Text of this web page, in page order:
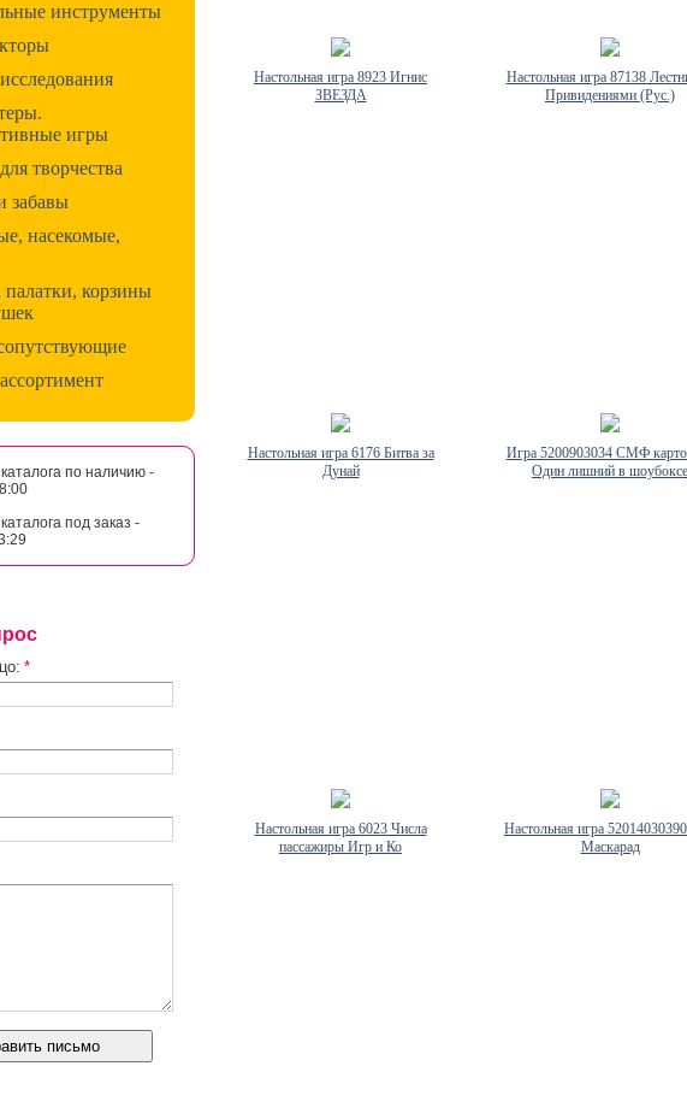
инструменты
игры
творчества
забавы
насекомые,
корзины
по наличию -
под заказ -
*
Настольная игра 8923 Игнис
ЗВЕЗДА
Настольная игра 87138
Привидениями (Рус.)
Настольная игра 6176 Битва за
Дунай
Игра 5200903034 СМФ
Один лишний в шоубоксе
Настольная игра 6023 Числа
пассажиры Игр и Ко
Настольная игра
Маскарад